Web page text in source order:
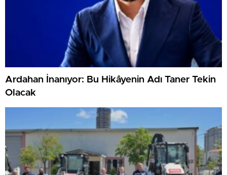
Ardahan İnanıyor: Bu Hikâyenin Adı Taner Tekin
Olacak